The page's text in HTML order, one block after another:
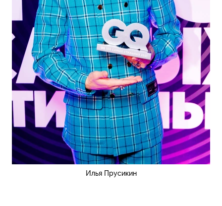
Илья Прусикин